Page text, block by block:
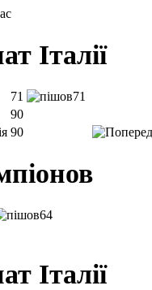
Італії
71
71
90
90
64
Італії